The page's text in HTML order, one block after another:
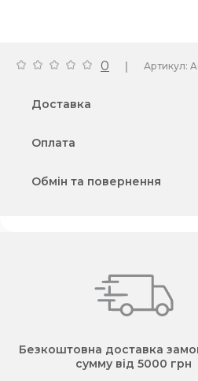
0 | Артикул:
Доставка
Оплата
Обмін та повернення
Безкоштовна доставка
сумму від 5000 грн